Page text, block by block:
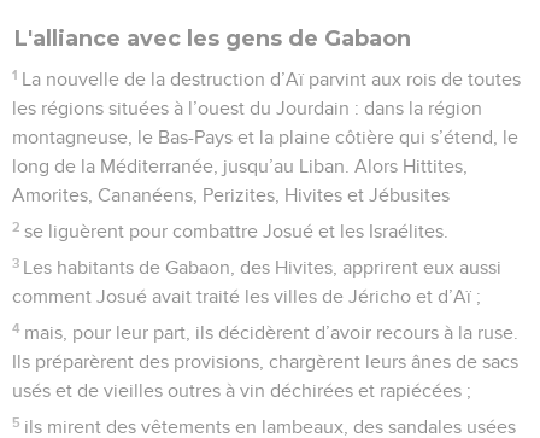
L'alliance avec les gens de Gabaon
1 La nouvelle de la destruction d’Aï parvint aux rois de toutes
les régions situées à l’ouest du Jourdain : dans la région
montagneuse, le Bas-Pays et la plaine côtière qui s’étend, le
long de la Méditerranée, jusqu’au Liban. Alors Hittites,
Amorites, Cananéens, Perizites, Hivites et Jébusites
2 se liguèrent pour combattre Josué et les Israélites.
3 Les habitants de Gabaon, des Hivites, apprirent eux aussi
comment Josué avait traité les villes de Jéricho et d’Aï ;
4 mais, pour leur part, ils décidèrent d’avoir recours à la ruse.
Ils préparèrent des provisions, chargèrent leurs ânes de sacs
usés et de vieilles outres à vin déchirées et rapiécées ;
5 ils mirent des vêtements en lambeaux, des sandales usées